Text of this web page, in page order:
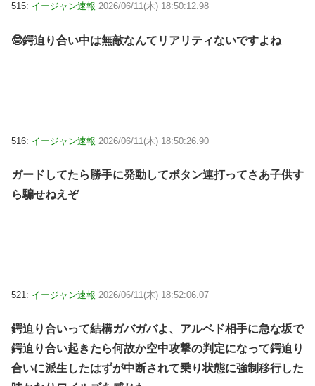
515: イージャン速報 2026/06/11(木) 18:50:12.98
🤓鍔迫り合い中は無敵なんてリアリティないですよね
516: イージャン速報 2026/06/11(木) 18:50:26.90
ガードしてたら勝手に発動してボタン連打ってさあ子供す
ら騙せねえぞ
521: イージャン速報 2026/06/11(木) 18:52:06.07
鍔迫り合いって結構ガバガバよ、アルベド相手に急な坂で
鍔迫り合い起きたら何故か空中攻撃の判定になって鍔迫り
合いに派生したはずが中断されて乗り状態に強制移行した